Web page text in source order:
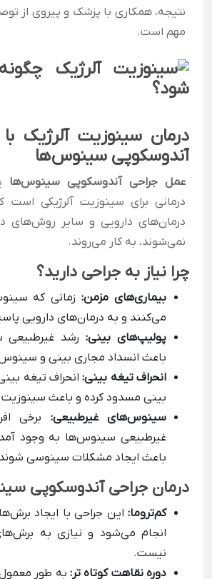
نتیجه، همکاری با پزشک و پیروی از
مهم است.
درمان سینوزیت آلرژیک
آندوسکوپی سینوس‌ها
عمل جراحی آندوسکوپی سینوس‌ها
درمانی برای سینوزیت آلرژیکی است
درمان‌های دارویی و سایر روش‌های
نمی‌شوند، به کار می‌روند.
چرا نیاز به جراحی دارید؟
بیماری‌های مزمن: زمانی که
می‌کنند و به درمان‌های دارویی
پولیپ‌های بینی: رشد غیرطبیعی
باعث انسداد مجاری بینی و
انحراف تیغه بینی: انحراف تیغه
بینی مسدود کرده و باعث
سینوس‌های غیرطبیعی: برخی
غیرطبیعی سینوس‌ها به وجود
باعث ایجاد مشکلات سینوسی
درمان جراحی آندوسکوپی
کم‌تروما: این جراحی با ایجاد
انجام می‌شود و نیازی به
نیست.
دوره نقاهت کوتاه تر: به طور